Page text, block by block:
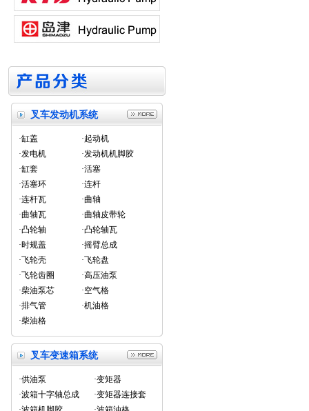
叉车发动机系统
·缸盖
·起动机
·发电机
·发动机机脚胶
·缸套
·活塞
·活塞环
·连杆
·连杆瓦
·曲轴
·曲轴瓦
·曲轴皮带轮
·凸轮轴
·凸轮轴瓦
·时规盖
·摇臂总成
·飞轮壳
·飞轮盘
·飞轮齿圈
·高压油泵
·柴油泵芯
·空气格
·排气管
·机油格
·柴油格
叉车变速箱系统
·供油泵
·变矩器
·波箱十字轴总成
·变矩器连接套